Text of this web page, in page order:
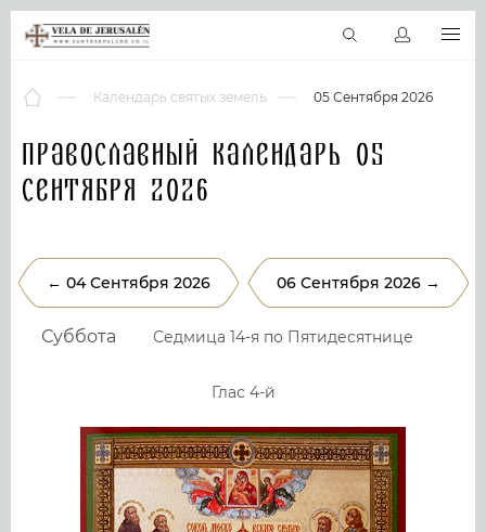
Виртуальные туры
RU
Календарь святых земель 05 Сентября 2026
Православный календарь 05
Сентября 2026
← 04 Сентября 2026 06 Сентября 2026 →
Суббота Седмица 14-я по Пятидесятнице
Глас 4-й